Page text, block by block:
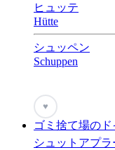
ヒュッテ
Hütte
シュッペン
Schuppen
♥
ゴミ捨て場の
シュットアプ